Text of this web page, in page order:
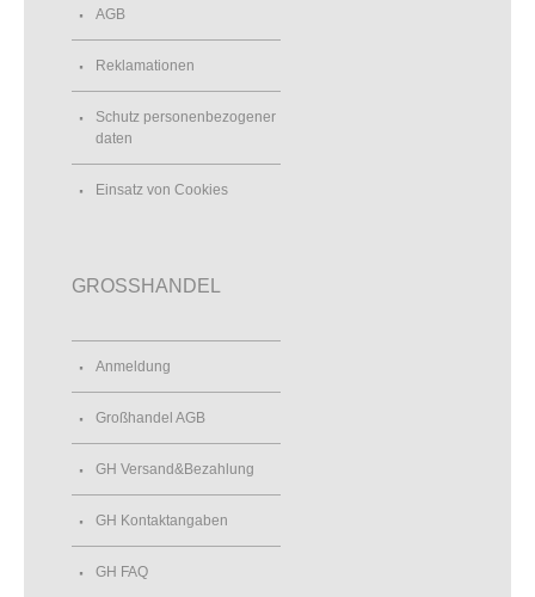
AGB
Reklamationen
Schutz personenbezogener
daten
Einsatz von Cookies
GROSSHANDEL
Anmeldung
Großhandel AGB
GH Versand&Bezahlung
GH Kontaktangaben
GH FAQ